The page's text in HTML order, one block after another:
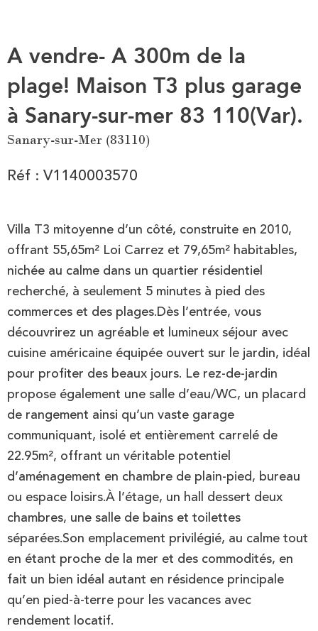
A vendre- A 300m de la
plage! Maison T3 plus garage
à Sanary-sur-mer 83 110(Var).
Sanary-sur-Mer (83110)
Réf : V1140003570
Villa T3 mitoyenne d’un côté, construite en 2010,
offrant 55,65m² Loi Carrez et 79,65m² habitables,
nichée au calme dans un quartier résidentiel
recherché, à seulement 5 minutes à pied des
commerces et des plages.Dès l’entrée, vous
découvrirez un agréable et lumineux séjour avec
cuisine américaine équipée ouvert sur le jardin, idéal
pour profiter des beaux jours. Le rez-de-jardin
propose également une salle d’eau/WC, un placard
de rangement ainsi qu’un vaste garage
communiquant, isolé et entièrement carrelé de
22.95m², offrant un véritable potentiel
d’aménagement en chambre de plain-pied, bureau
ou espace loisirs.À l’étage, un hall dessert deux
chambres, une salle de bains et toilettes
séparées.Son emplacement privilégié, au calme tout
en étant proche de la mer et des commodités, en
fait un bien idéal autant en résidence principale
qu’en pied-à-terre pour les vacances avec
rendement locatif.